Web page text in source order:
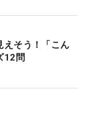
えそう！「こん
12問